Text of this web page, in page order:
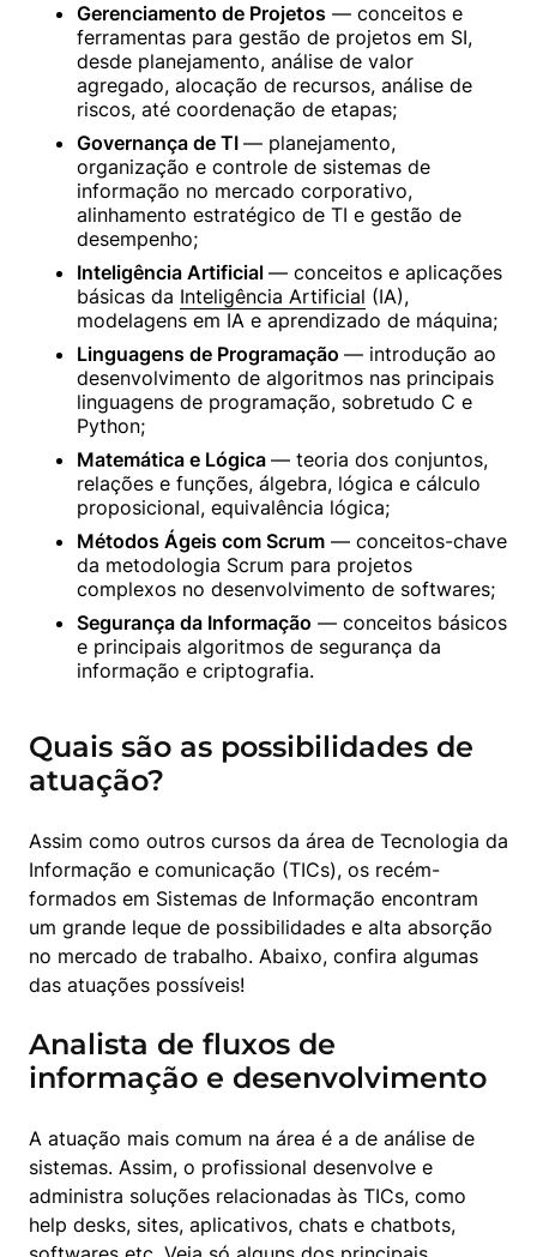
Gerenciamento de Projetos — conceitos e
ferramentas para gestão de projetos em SI,
desde planejamento, análise de valor
agregado, alocação de recursos, análise de
riscos, até coordenação de etapas;
Governança de TI — planejamento,
organização e controle de sistemas de
informação no mercado corporativo,
alinhamento estratégico de TI e gestão de
desempenho;
Inteligência Artificial — conceitos e aplicações
básicas da Inteligência Artificial (IA),
modelagens em IA e aprendizado de máquina;
Linguagens de Programação — introdução ao
desenvolvimento de algoritmos nas principais
linguagens de programação, sobretudo C e
Python;
Matemática e Lógica — teoria dos conjuntos,
relações e funções, álgebra, lógica e cálculo
proposicional, equivalência lógica;
Métodos Ágeis com Scrum — conceitos-chave
da metodologia Scrum para projetos
complexos no desenvolvimento de softwares;
Segurança da Informação — conceitos básicos
e principais algoritmos de segurança da
informação e criptografia.
Quais são as possibilidades de
atuação?
Assim como outros cursos da área de Tecnologia da
Informação e comunicação (TICs), os recém-
formados em Sistemas de Informação encontram
um grande leque de possibilidades e alta absorção
no mercado de trabalho. Abaixo, confira algumas
das atuações possíveis!
Analista de fluxos de
informação e desenvolvimento
A atuação mais comum na área é a de análise de
sistemas. Assim, o profissional desenvolve e
administra soluções relacionadas às TICs, como
help desks, sites, aplicativos, chats e chatbots,